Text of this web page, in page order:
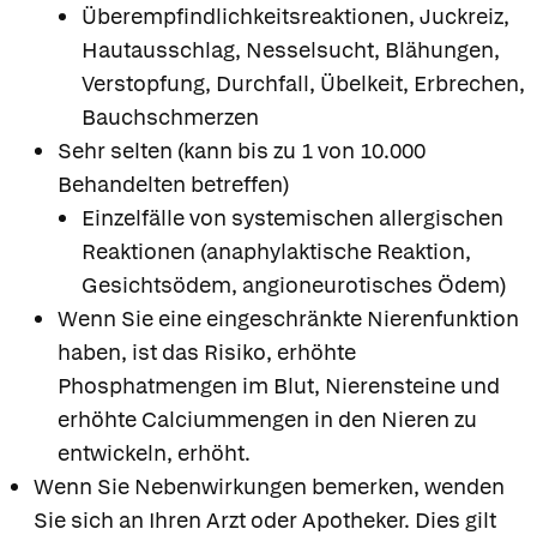
Überempfindlichkeitsreaktionen, Juckreiz,
Hautausschlag, Nesselsucht, Blähungen,
Verstopfung, Durchfall, Übelkeit, Erbrechen,
Bauchschmerzen
Sehr selten (kann bis zu 1 von 10.000
Behandelten betreffen)
Einzelfälle von systemischen allergischen
Reaktionen (anaphylaktische Reaktion,
Gesichtsödem, angioneurotisches Ödem)
Wenn Sie eine eingeschränkte Nierenfunktion
haben, ist das Risiko, erhöhte
Phosphatmengen im Blut, Nierensteine und
erhöhte Calciummengen in den Nieren zu
entwickeln, erhöht.
Wenn Sie Nebenwirkungen bemerken, wenden
Sie sich an Ihren Arzt oder Apotheker. Dies gilt